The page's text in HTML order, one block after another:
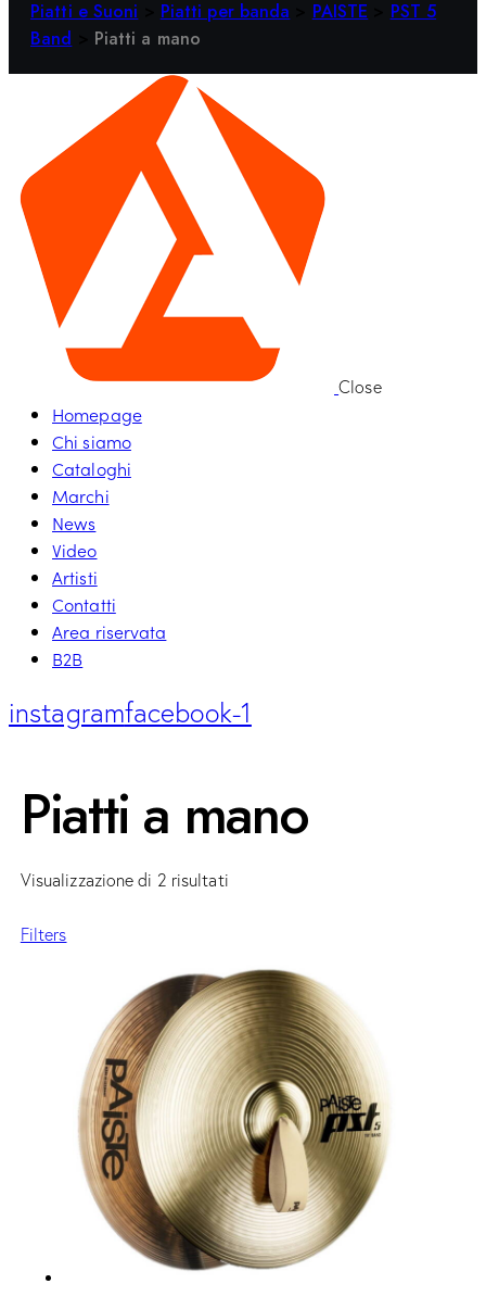
Piatti e Suoni Piatti per banda PAISTE
PST 5
Band
Piatti a mano
Close
Homepage
Chi siamo
Cataloghi
Marchi
News
Video
Artisti
Contatti
Area riservata
B2B
instagramfacebook-1
Piatti a mano
Visualizzazione di 2 risultati
Filters